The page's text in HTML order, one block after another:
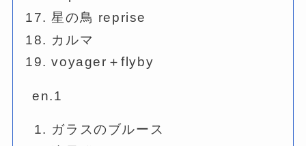
星の鳥 reprise
カルマ
voyager＋flyby
en.1
ガラスのブルース